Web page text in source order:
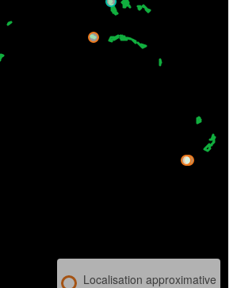
Localisation approximative